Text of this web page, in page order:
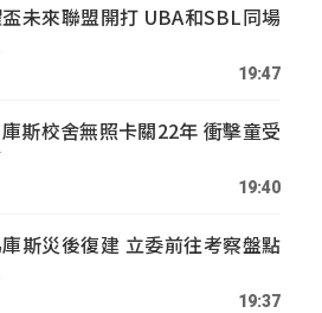
未來聯盟開打 UBA和SBL同場
19:47
斯校舍無照卡關22年 衝擊童受
19:40
斯災後復建 立委前往考察盤點
19:37